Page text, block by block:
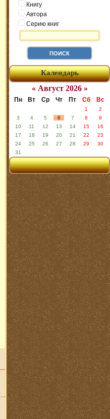
Книгу
Автора
Серию книг
Календарь
« Август 2026 »
Пн Вт Ср Чт Пт Сб Вс
1
2
3
4 5 6 7 8
9
10
11 12 13 14 15
16
17
18 19 20 21 22
23
24
25 26 27 28 29
30
31